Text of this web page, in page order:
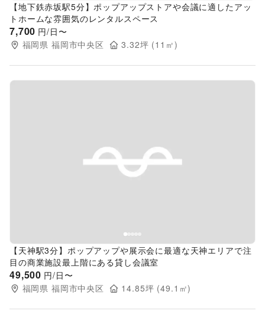
【地下鉄赤坂駅5分】ポップアップストアや会議に適したアッ
トホームな雰囲気のレンタルスペース
7,700 円/日〜
福岡県 福岡市中央区 3.32坪 (11 ㎡)
Previous slide
【天神駅3分】ポップアップや展示会に最適な天神エリアで注
目の商業施設最上階にある貸し会議室
49,500 円/日〜
福岡県 福岡市中央区 14.85坪 (49.1 ㎡)